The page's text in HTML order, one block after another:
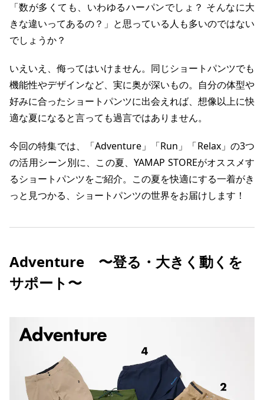
「数が多くても、いわゆるハーパンでしょ？ そんなに大
きな違いってあるの？」と思っている人も多いのではない
でしょうか？
いえいえ、侮ってはいけません。同じショートパンツでも
機能性やデザインなど、実に奥が深いもの。自分の体型や
好みに合ったショートパンツに出会えれば、想像以上に快
適な夏になると言っても過言ではありません。
今回の特集では、「Adventure」「Run」「Relax」の3つ
の活用シーン別に、この夏、YAMAP STOREがオススメす
るショートパンツをご紹介。この夏を快適にする一着がき
っと見つかる、ショートパンツの世界をお届けします！
Adventure 〜登る・大きく動くを
サポート〜